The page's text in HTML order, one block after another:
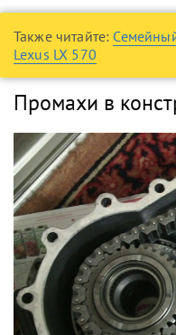
Также читайте:
Lexus LX 570
Промахи в